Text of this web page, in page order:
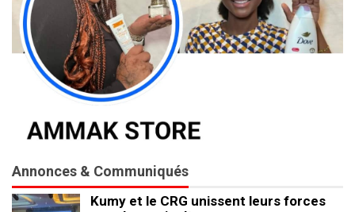
Annonces & Communiqués
Kumy et le CRG unissent leurs forces